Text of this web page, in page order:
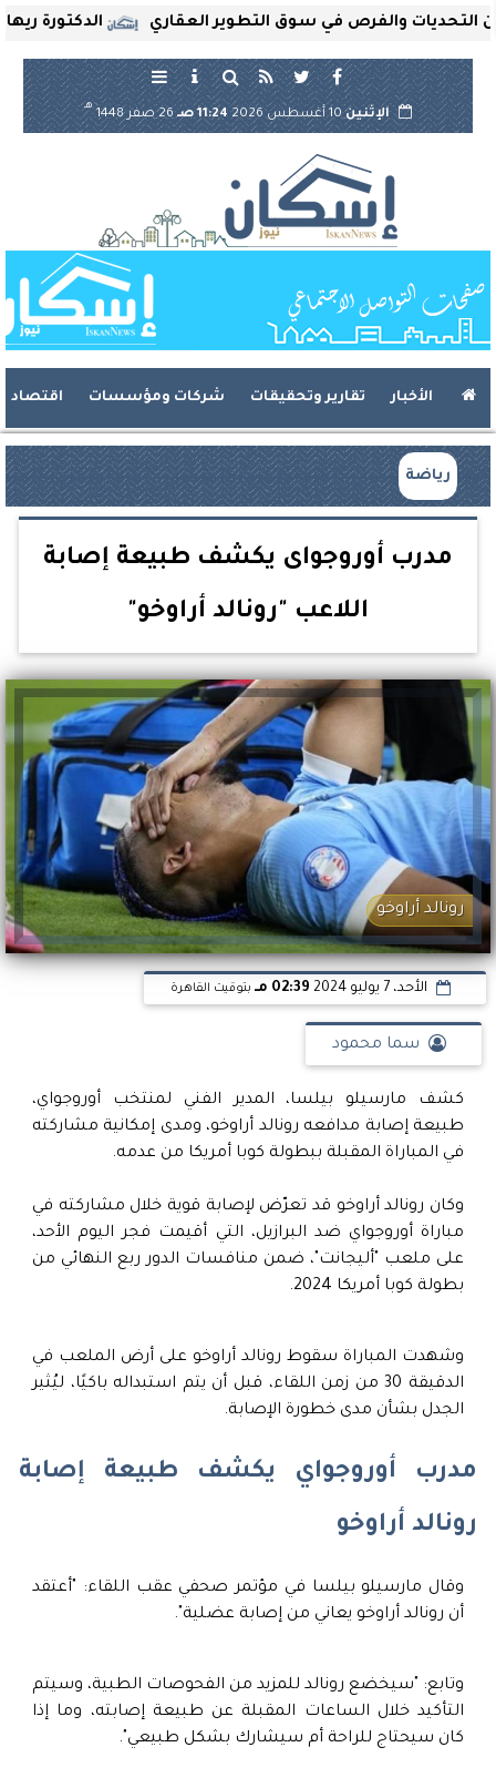
الدكتورة ريهام والفرص في سوق التطوير العقاري
الإثنين10 أغسطس 2026 11:24 صـ 26 صفر 1448
هـ
الأخبار تقارير وتحقيقات شركات ومؤسسات اقتصاد
رياضة
مدرب أوروجواى يكشف طبيعة إصابة
اللاعب "رونالد أراوخو"
رونالد أراوخو
الأحد، 7 يوليو 2024 02:39 مـ بتوقيت القاهرة
سما محمود
كشف مارسيلو بيلسا، المدير الفني لمنتخب أوروجواي،
طبيعة إصابة مدافعه رونالد أراوخو، ومدى إمكانية مشاركته
في المباراة المقبلة ببطولة كوبا أمريكا من عدمه.
وكان رونالد أراوخو قد تعرّض لإصابة قوية خلال مشاركته في
مباراة أوروجواي ضد البرازيل، التي أقيمت فجر اليوم الأحد،
على ملعب "أليجانت"، ضمن منافسات الدور ربع النهائي من
بطولة كوبا أمريكا 2024.
وشهدت المباراة سقوط رونالد أراوخو على أرض الملعب في
الدقيقة 30 من زمن اللقاء، قبل أن يتم استبداله باكيًا، ليُثير
الجدل بشأن مدى خطورة الإصابة.
مدرب أوروجواي يكشف طبيعة إصابة
رونالد أراوخو
وقال مارسيلو بيلسا في مؤتمر صحفي عقب اللقاء: "أعتقد
أن رونالد أراوخو يعاني من إصابة عضلية".
وتابع: "سيخضع رونالد للمزيد من الفحوصات الطبية، وسيتم
التأكيد خلال الساعات المقبلة عن طبيعة إصابته، وما إذا
كان سيحتاج للراحة أم سيشارك بشكل طبيعي".